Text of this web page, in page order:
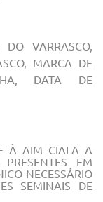
DO VARRASCO,
MARCA DE
DATA DE
À AIM CIALA A
PRESENTES
EM
NECESSÁRIO
SEMINAIS
DE